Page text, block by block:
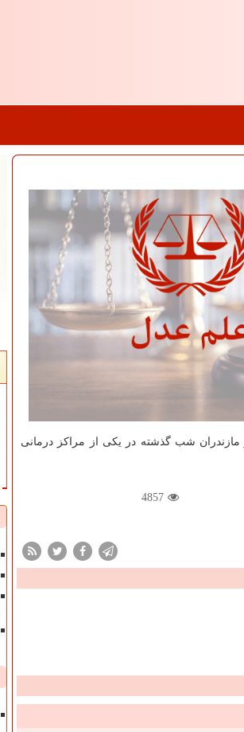
مازندران شب گذشته در یكی از مراكز درمانی
4857